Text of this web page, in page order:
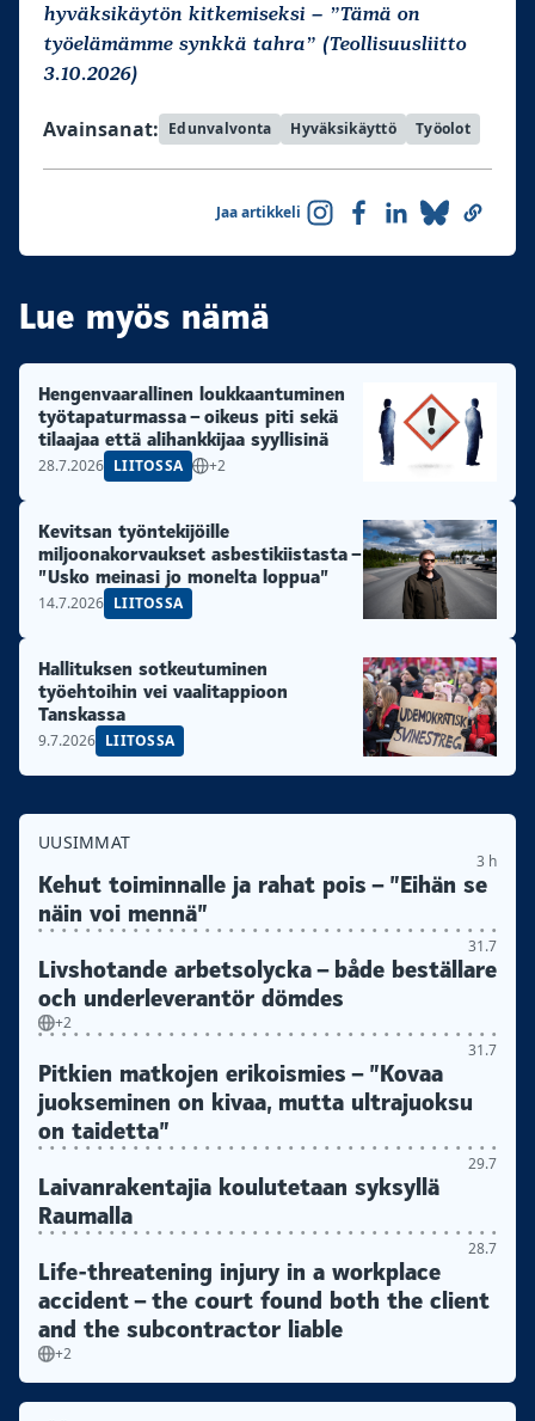
hyväksikäytön kitkemiseksi – ”Tämä on
työelämämme synkkä tahra” (Teollisuusliitto
3.10.2026)
Avainsanat: Edunvalvonta Hyväksikäyttö Työolot
Jaa artikkeli
Lue myös nämä
Hengenvaarallinen loukkaantuminen
työtapaturmassa – oikeus piti sekä
tilaajaa että alihankkijaa syyllisinä
28.7.2026 LIITOSSA +2
Kevitsan työntekijöille
miljoonakorvaukset asbestikiistasta –
”Usko meinasi jo monelta loppua”
14.7.2026 LIITOSSA
Hallituksen sotkeutuminen
työehtoihin vei vaalitappioon
Tanskassa
9.7.2026 LIITOSSA
UUSIMMAT
3 h
Kehut toiminnalle ja rahat pois – ”Eihän se
näin voi mennä”
31.7
Livshotande arbetsolycka – både beställare
och underleverantör dömdes
+2
31.7
Pitkien matkojen erikoismies – ”Kovaa
juokseminen on kivaa, mutta ultrajuoksu
on taidetta”
29.7
Laivanrakentajia koulutetaan syksyllä
Raumalla
28.7
Life-threatening injury in a workplace
accident – the court found both the client
and the subcontractor liable
+2